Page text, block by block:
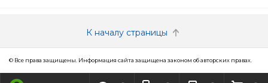
К началу страницы
© Все права защищены. Информация сайта защищена законом об авторских правах.